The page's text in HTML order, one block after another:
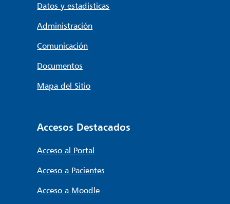
Datos y estadísticas
Administración
Comunicación
Documentos
Mapa del Sitio
Accesos Destacados
Acceso al Portal
Acceso a Pacientes
Acceso a Moodle